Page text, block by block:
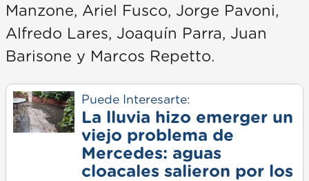
Manzone, Ariel Fusco, Jorge Pavoni,
Alfredo Lares, Joaquín Parra, Juan
Barisone y Marcos Repetto.
Puede Interesarte:
La lluvia hizo emerger un
viejo problema de
Mercedes: aguas
cloacales salieron por los